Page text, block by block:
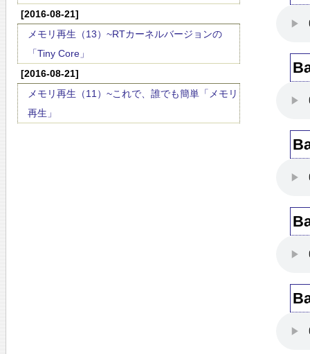
[2016-08-21]
メモリ再生（13）~RTカーネルバージョンの
「Tiny Core」
[2016-08-21]
メモリ再生（11）~これで、誰でも簡単「メモリ
再生」